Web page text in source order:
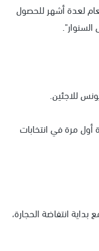
لعدة أشهر للحصول
مرة في انتخابات
انتفاضة الحجارة،